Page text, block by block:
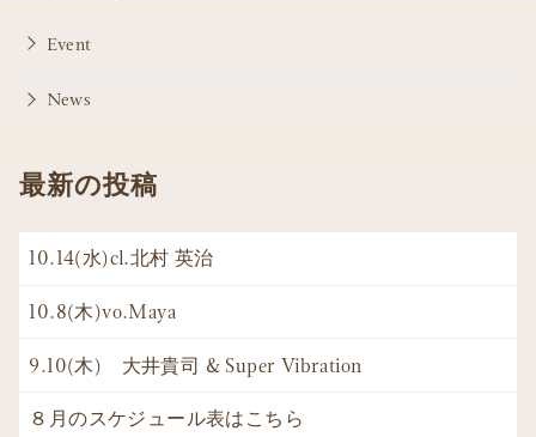
Event
News
最新の投稿
10.14(水)cl.北村 英治
10.8(木)vo.Maya
9.10(木) 大井貴司 & Super Vibration
８月のスケジュール表はこちら